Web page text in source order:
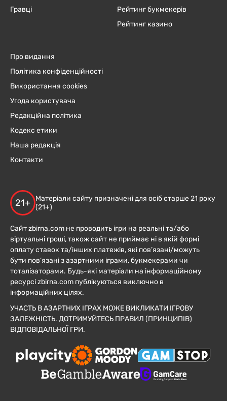
Гравці
Рейтинг букмекерів
Рейтинг казино
Про видання
Політика конфіденційності
Використання cookies
Угода користувача
Редакційна політика
Кодекс етики
Наша редакція
Контакти
21+
Матеріали сайту призначені для осіб старше 21 року
(21+)
Сайт zbirna.com не проводить ігри на реальні та/або
віртуальні гроші, також сайт не приймає ні в якій формі
оплату ставок та/інших платежів, які пов’язані/можуть
бути пов’язані з азартними іграми, букмекерами чи
тоталізаторами. Будь-які матеріали на інформаційному
ресурсі zbirna.com публікуються виключно в
інформаційних цілях.
УЧАСТЬ В АЗАРТНИХ ІГРАХ МОЖЕ ВИКЛИКАТИ ІГРОВУ
ЗАЛЕЖНІСТЬ. ДОТРИМУЙТЕСЬ ПРАВИЛ (ПРИНЦИПІВ)
ВІДПОВІДАЛЬНОЇ ГРИ.